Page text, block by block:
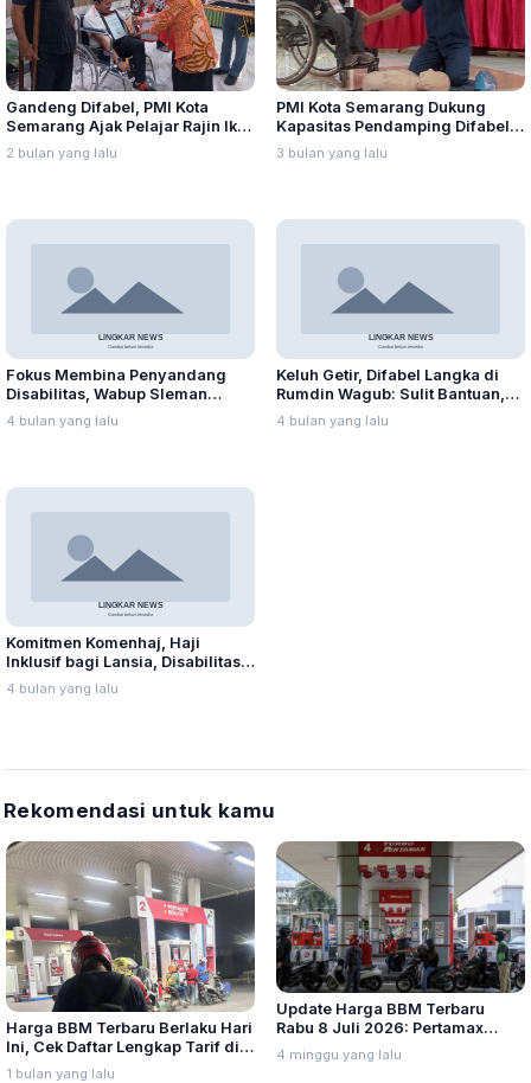
Gandeng Difabel, PMI Kota
Semarang Ajak Pelajar Rajin Ikut
Aksi Kemanusiaan
2 bulan yang lalu
PMI Kota Semarang Dukung
Kapasitas Pendamping Difabel
dengan Keterampilan
Pertolongan Pertama
3 bulan yang lalu
Fokus Membina Penyandang
Disabilitas, Wabup Sleman
Apresiasi Ohana Training Center
4 bulan yang lalu
Keluh Getir, Difabel Langka di
Rumdin Wagub: Sulit Bantuan,
Dikucilkan Masyarakat, Hingga
Minta Bantuan ke Luar Negeri
4 bulan yang lalu
Komitmen Komenhaj, Haji
Inklusif bagi Lansia, Disabilitas,
dan Perempuan
4 bulan yang lalu
Rekomendasi untuk kamu
Harga BBM Terbaru Berlaku Hari
Ini, Cek Daftar Lengkap Tarif di
Seluruh Indonesia
1 bulan yang lalu
Update Harga BBM Terbaru
Rabu 8 Juli 2026: Pertamax
Turbo, Dexlite, dan Pertamina
Dex Turun
4 minggu yang lalu